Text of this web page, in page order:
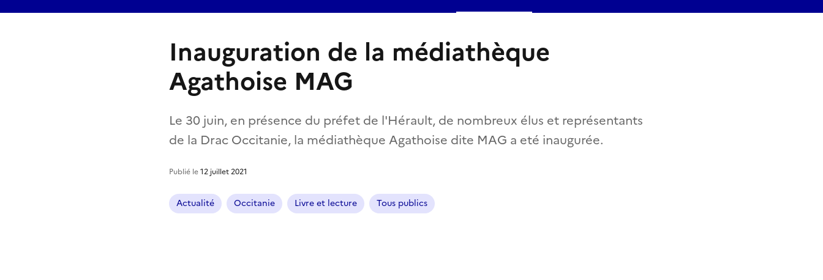
Inauguration de la médiathèque
Agathoise MAG
Le 30 juin, en présence du préfet de l'Hérault, de nombreux élus et représentants
de la Drac Occitanie, la médiathèque Agathoise dite MAG a eté inaugurée.
Publié le12 juillet 2021
Actualité Occitanie Livre et lecture Tous publics